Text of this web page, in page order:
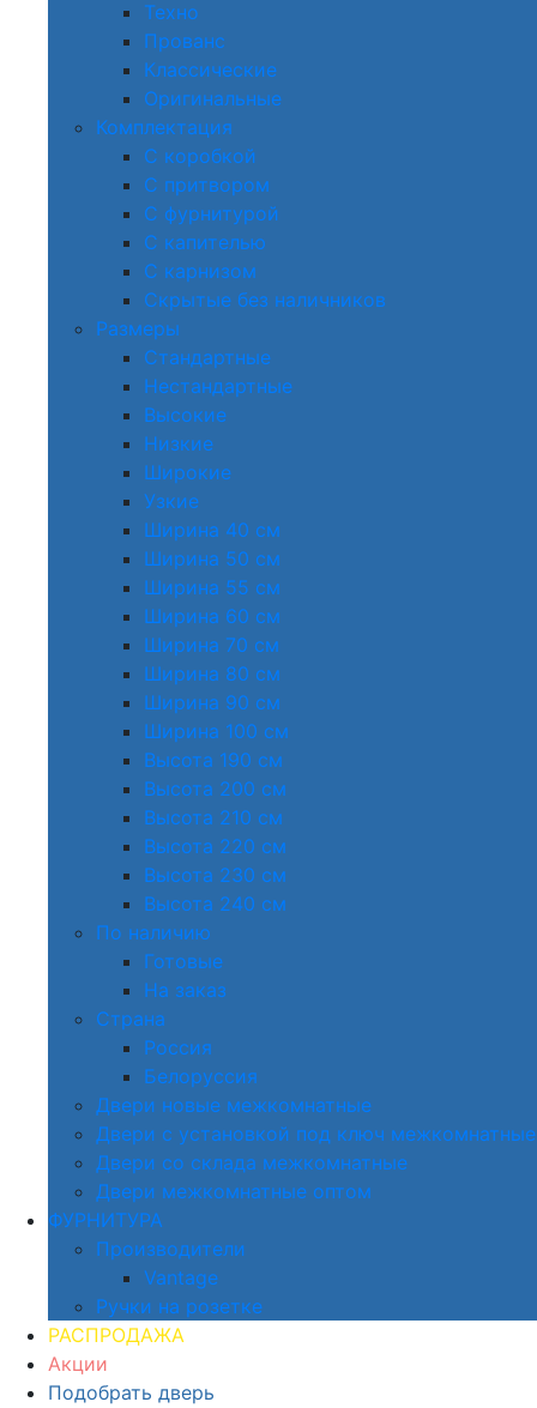
Техно
Прованс
Классические
Оригинальные
Комплектация
С коробкой
С притвором
С фурнитурой
С капителью
С карнизом
Скрытые без наличников
Размеры
Стандартные
Нестандартные
Высокие
Низкие
Широкие
Узкие
Ширина 40 см
Ширина 50 см
Ширина 55 см
Ширина 60 см
Ширина 70 см
Ширина 80 см
Ширина 90 см
Ширина 100 см
Высота 190 см
Высота 200 см
Высота 210 см
Высота 220 см
Высота 230 см
Высота 240 см
По наличию
Готовые
На заказ
Страна
Россия
Белоруссия
Двери новые межкомнатные
Двери с установкой под ключ межкомнатные
Двери со склада межкомнатные
Двери межкомнатные оптом
ФУРНИТУРА
Производители
Vantage
Ручки на розетке
РАСПРОДАЖА
Акции
Подобрать дверь